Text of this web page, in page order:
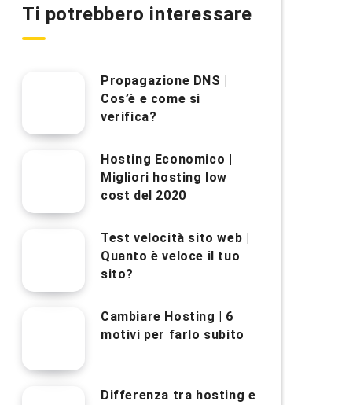
Ti potrebbero interessare
Propagazione DNS |
Cos’è e come si
verifica?
Hosting Economico |
Migliori hosting low
cost del 2020
Test velocità sito web |
Quanto è veloce il tuo
sito?
Cambiare Hosting | 6
motivi per farlo subito
Differenza tra hosting e